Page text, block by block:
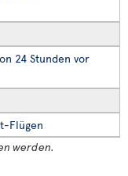
24 Stunden vor
Flügen
werden.